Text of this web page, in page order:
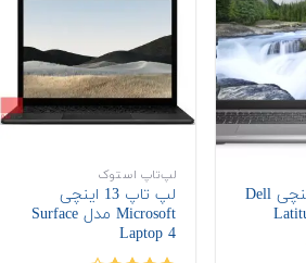
لپ تاپ 15 اینچی Dell
لپ‌تاپ استوک
لپ تاپ 13 اینچی
Microsoft مدل Surface
Laptop 4